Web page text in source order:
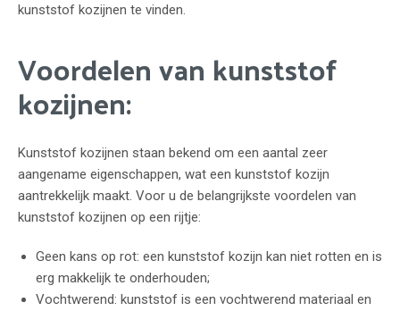
kunststof kozijnen te vinden.
Voordelen van kunststof
kozijnen:
Kunststof kozijnen staan bekend om een aantal zeer
aangename eigenschappen, wat een kunststof kozijn
aantrekkelijk maakt. Voor u de belangrijkste voordelen van
kunststof kozijnen op een rijtje:
Geen kans op rot: een kunststof kozijn kan niet rotten en is
erg makkelijk te onderhouden;
Vochtwerend: kunststof is een vochtwerend materiaal en